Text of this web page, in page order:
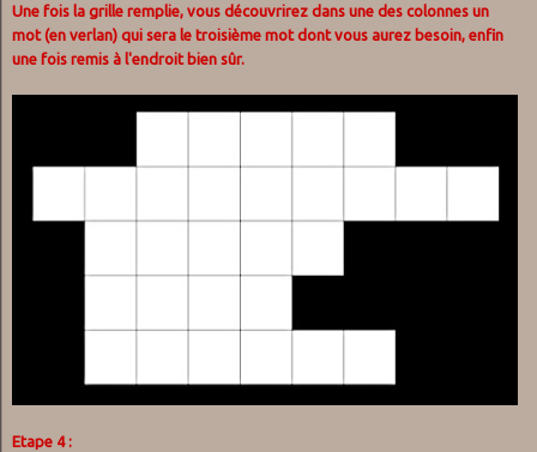
Une fois la grille remplie, vous découvrirez dans une des colonnes un
mot (en verlan) qui sera le troisième mot dont vous aurez besoin, enfin
une fois remis à l'endroit bien sûr.
Etape 4 :